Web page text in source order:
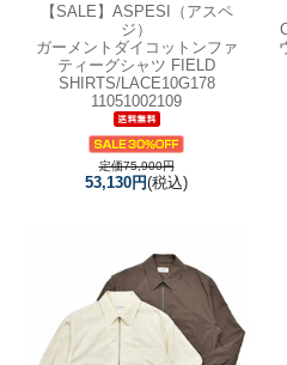
【SALE】 ASPESI（アスペ
ジ）
ガーメントダイコットンファ
ティーグシャツ FIELD
SHIRTS/LACE10G178
11051002109
定価75,900円
53,130円(税込)